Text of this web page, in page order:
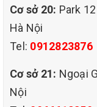
dịch vụ
Cơ sở 20: Park
Hà Nội
Tel: 0912823876
Cơ sở 21: Ngoại
Nội